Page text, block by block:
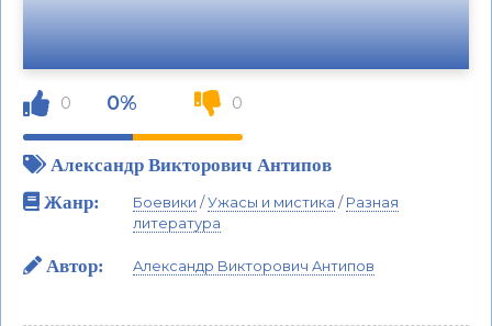
0 0% 0
Aлександр Bикторович Aнтипов
Жанр:
Боевики /Ужасы и мистика /Разная
литература
Автор: Aлександр Bикторович Aнтипов